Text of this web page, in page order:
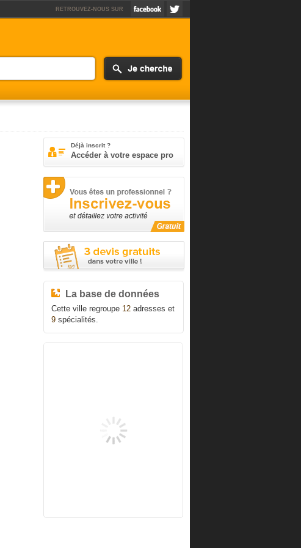
RETROUVEZ-NOUS SUR
Déjà inscrit ?
Accéder à votre espace pro
La base de données
Cette ville regroupe 12adresses et
9spécialités.